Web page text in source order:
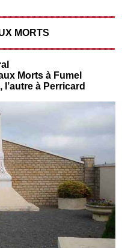
MORTS
Morts à Fumel
l’autre à Perricard